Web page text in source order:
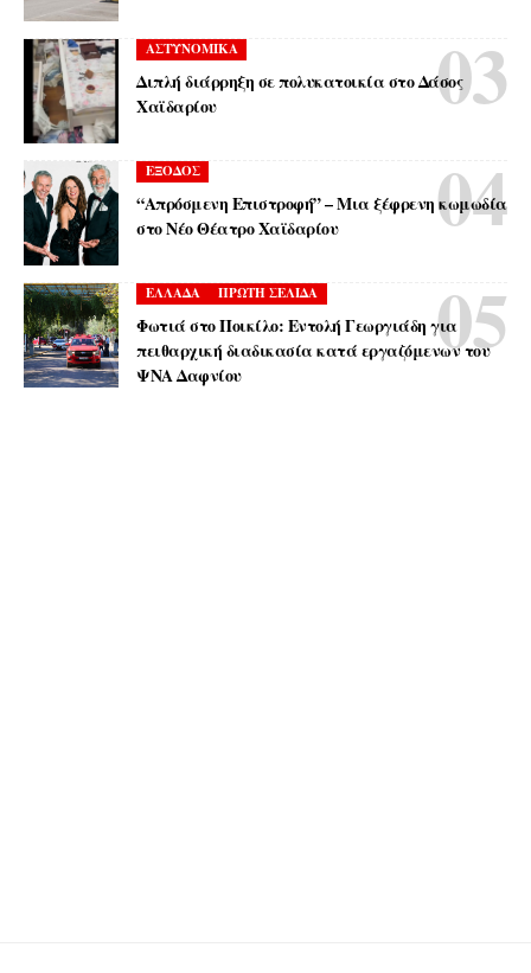
ΑΣΤΥΝΟΜΙΚΑ
Διπλή διάρρηξη σε πολυκατοικία στο Δάσος
Χαϊδαρίου
ΕΞΟΔΟΣ
“Απρόσμενη Επιστροφή” – Μια ξέφρενη κωμωδία
στο Νέο Θέατρο Χαϊδαρίου
ΕΛΛΑΔΑ ΠΡΩΤΗ ΣΕΛΙΔΑ
Φωτιά στο Ποικίλο: Εντολή Γεωργιάδη για
πειθαρχική διαδικασία κατά εργαζόμενων του
ΨΝΑ Δαφνίου